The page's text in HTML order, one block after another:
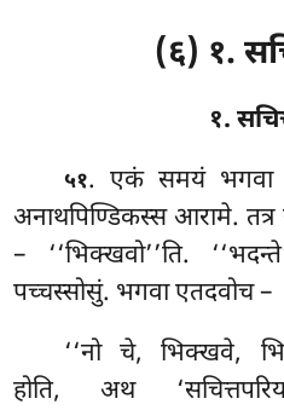
(६) १.
१.
५१. एकंसमयं भगवा
अनाथपिण्डिकस्स आरामे.
– ‘‘भिक्खवो’’ति.
पच्चस्सोसुं. भगवा एतदवोच –
‘‘नो चे, भिक्खवे,
होति, अथ